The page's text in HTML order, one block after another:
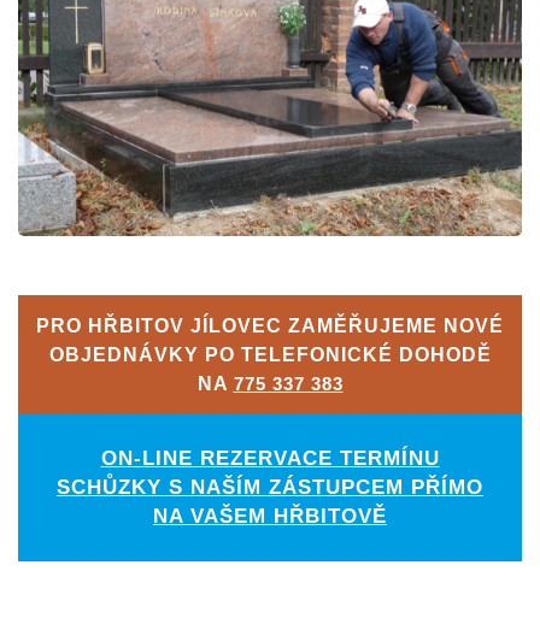
PRO HŘBITOV JÍLOVEC ZAMĚŘUJEME NOVÉ
OBJEDNÁVKY PO TELEFONICKÉ DOHODĚ
NA 775 337 383
ON-LINE REZERVACE TERMÍNU
SCHŮZKY S NAŠÍM ZÁSTUPCEM PŘÍMO
NA VAŠEM HŘBITOVĚ